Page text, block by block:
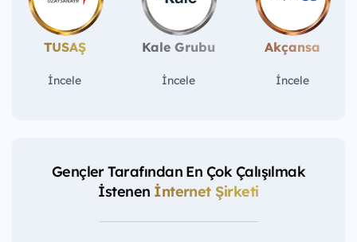
TUSAŞ
İncele
Kale Grubu
İncele
Akçansa
İncele
Gençler Tarafından En Çok Çalışılmak
İstenen İnternet Şirketi